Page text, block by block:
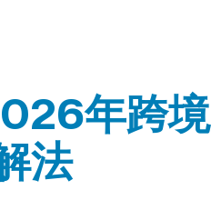
年跨境
法